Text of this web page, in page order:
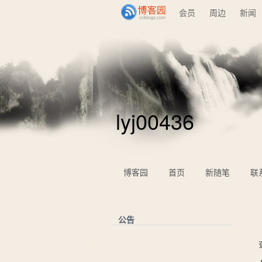
会员 周边 新闻
lyj00436
博客园 首页 新随笔 联
公告